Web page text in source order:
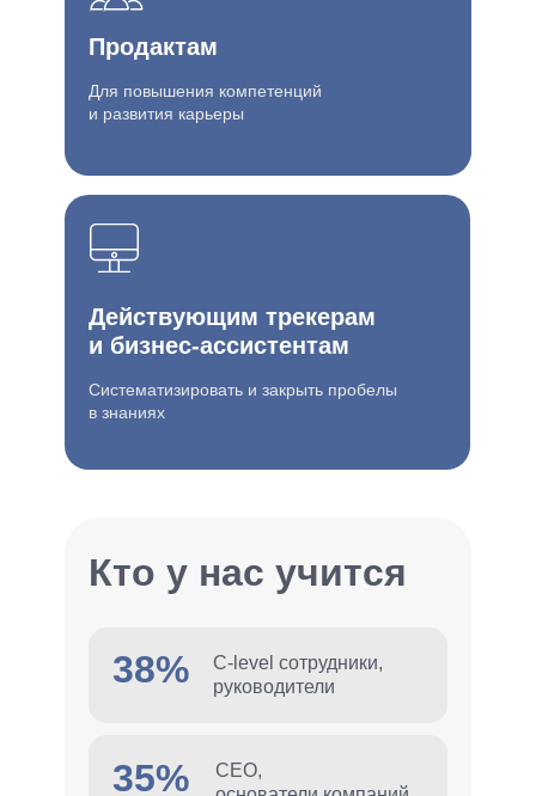
Систематизировать и закрыть пробелы
в знаниях
Действующим трекерам
и бизнес-ассистентам
Продактам
Для повышения компетенций
и развития карьеры
Кто у нас учится
38%
35%
СЕО,
C-level сотрудники,
руководители